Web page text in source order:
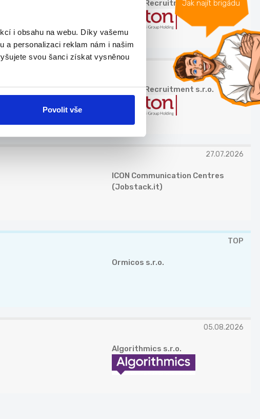
i obsahu na webu. Díky vašemu
a personalizaci reklam nám i našim
svou šanci získat vysněnou
Povolit vše
Jak najít brigádu
Grafton Recruitment s.r.o.
27.07.2026
Grafton Recruitment s.r.o.
27.07.2026
ICON Communication Centres
(Jobstack.it)
TOP
Ormicos s.r.o.
05.08.2026
Algorithmics s.r.o.